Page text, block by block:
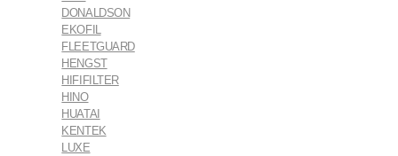
DONALDSON
EKOFIL
FLEETGUARD
HENGST
HIFIFILTER
HINO
HUATAI
KENTEK
LUXE